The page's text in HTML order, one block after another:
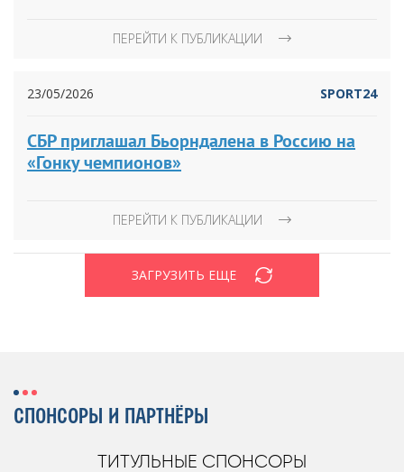
ПЕРЕЙТИ К ПУБЛИКАЦИИ
23/05/2026 SPORT24
СБР приглашал Бьорндалена в Россию на
«Гонку чемпионов»
ПЕРЕЙТИ К ПУБЛИКАЦИИ
ЗАГРУЗИТЬ ЕЩЕ
СПОНСОРЫ И ПАРТНЁРЫ
ТИТУЛЬНЫЕ СПОНСОРЫ